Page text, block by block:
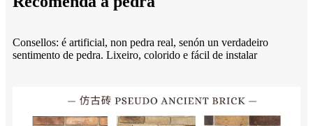
Consellos: é artificial, non pedra real, senón un verdadeiro
sentimento de pedra. Lixeiro, colorido e fácil de instalar